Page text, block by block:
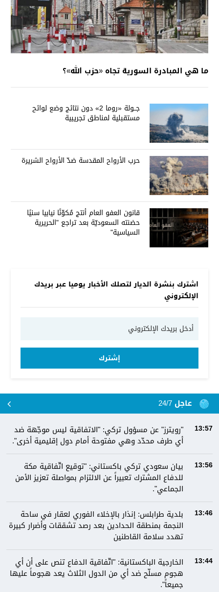
ما هي المبادرة السورية تجاه «حزب الله»؟
جــولة «روما 2» دون نتائج وضع لوائح
مستقبلية لمناطق تجريبية
حرب الأرواح المقدسة ضدّ الأرواح الشريرة
قانون العفو العام أنتج مُكوّنًا نيابيا سنيًا
حضنته السعوديّة بعد تراجع "الحريرية
السياسية"
اشترك بنشرة الديار لتصلك الأخبار يوميا عبر بريدك
الإلكتروني
إشترك
عاجل 24/7
13:57
"رويترز" عن مسؤول تركي: "الاتفاقية ليس موجّهة ضد
أي طرف محدّد وهي مفتوحة أمام دول إقليمية أخرى".
13:56
بيان سعودي تركي باكستاني: "توقيع اتّفاقية مكة
للدفاع المشترك تعبيراً عن الالتزام بمواصلة تعزيز الأمن
الجماعي".
13:46
بلدية طرابلس: إنذار بالإخلاء الفوري لعقار في ساحة
النجمة بمنطقة الحدادين بعد رصد تشققات وأضرار كبيرة
تهدد سلامة القاطنين
13:44
الخارجية الباكستانية: "اتّفاقية الدفاع تنص على أن أي
هجوم مسلّح ضد أي من الدول الثلاث يعد هجوماً عليها
جميعاً".